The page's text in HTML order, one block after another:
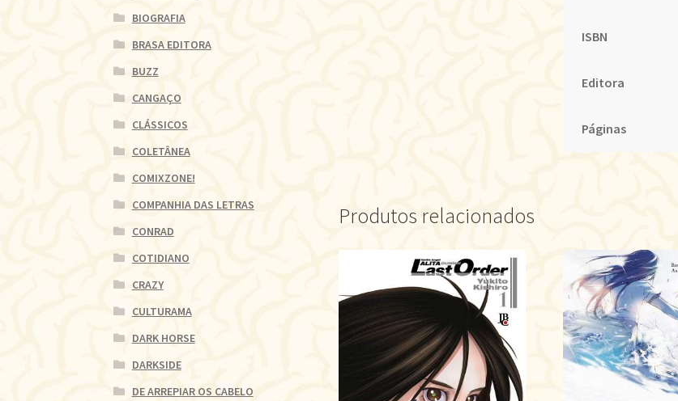
ISBN
Editora
Páginas
Produtos relacionados
BIOGRAFIA
BRASA EDITORA
BUZZ
CANGAÇO
CLÁSSICOS
COLETÂNEA
COMIXZONE!
COMPANHIA DAS LETRAS
CONRAD
COTIDIANO
CRAZY
CULTURAMA
DARK HORSE
DARKSIDE
DE ARREPIAR OS CABELO